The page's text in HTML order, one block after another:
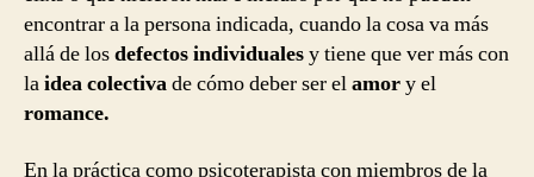
encontrar a la persona indicada, cuando la cosa va más
allá de losdefectos individualesy tiene que ver más con
laidea colectivade cómo deber ser elamory el
romance.
En la práctica como psicoterapista con miembros de la